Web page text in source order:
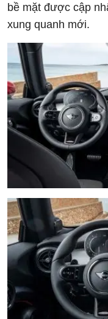
bề mặt được cập
xung quanh mới.